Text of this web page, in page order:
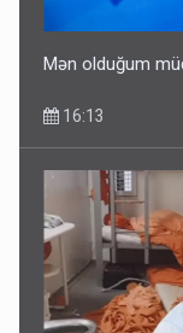
Mən olduğum
16:13